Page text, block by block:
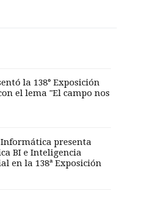
la 138° Exposición
el lema "El campo nos
Informática presenta
BI e Inteligencia
en la 138ª Exposición